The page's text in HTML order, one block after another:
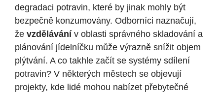
degradaci potravin, které ‍by ‌jinak⁣ mohly být
bezpečně ⁤konzumovány. Odborníci naznačují,
⁤že vzdělávání v oblasti správného skladování a
plánování jídelníčku může výrazně snížit ⁣objem
plýtvání.‌ A co takhle začít se systémy sdílení⁣
potravin? V některých ⁤městech‍ se objevují
projekty, kde lidé‍ mohou nabízet přebytečné